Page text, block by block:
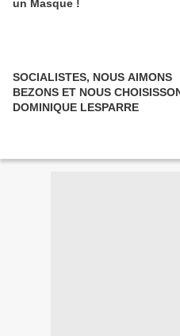
un Masque !
SOCIALISTES, NOUS AIMONS
BEZONS ET NOUS
DOMINIQUE LESPARRE